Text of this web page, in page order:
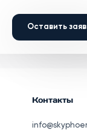
Оставить
Контакты